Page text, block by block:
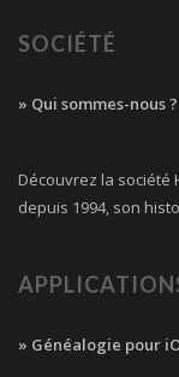
SOCIÉTÉ
» Qui sommes-nous ?
Découvrez la société
depuis 1994, son
» Généalogie pour